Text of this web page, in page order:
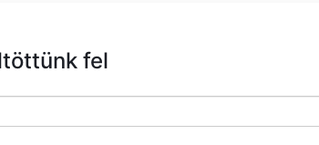
fel